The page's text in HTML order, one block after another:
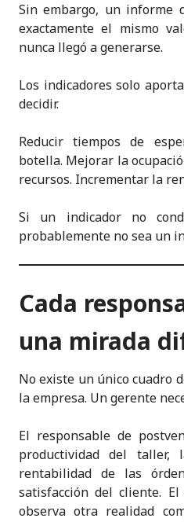
Sin embargo, un informe
exactamente el mismo
nunca llegó a generarse.
Los indicadores solo
decidir.
Reducir tiempos de
botella. Mejorar la
recursos. Incrementar la
Si un indicador no
probablemente no sea un
Cada
una mirada
No existe un único cuadro
la empresa. Un gerente
El responsable de
productividad del
rentabilidad de las
satisfacción del cliente.
observa otra realidad